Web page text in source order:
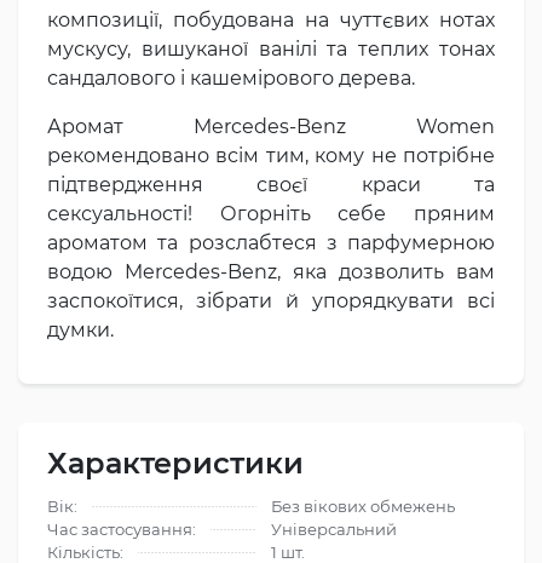
композиції, побудована на чуттєвих нотах
мускусу, вишуканої ванілі та теплих тонах
сандалового і кашемірового дерева.
Аромат Mercedes-Benz Women
рекомендовано всім тим, кому не потрібне
підтвердження своєї краси та
сексуальності! Огорніть себе пряним
ароматом та розслабтеся з парфумерною
водою Mercedes-Benz, яка дозволить вам
заспокоїтися, зібрати й упорядкувати всі
думки.
Характеристики
Вік:
Без вікових обмежень
Час застосування:
Універсальний
Кількість:
1 шт.